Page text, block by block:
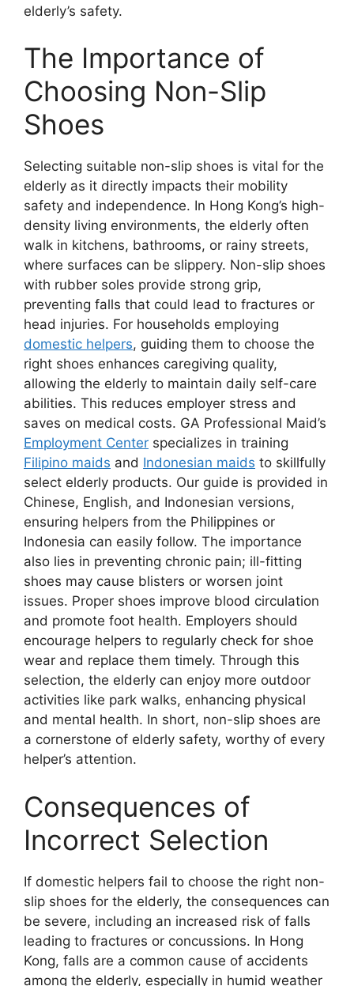
elderly’s safety.
The Importance of
Choosing Non-Slip
Shoes
Selecting suitable non-slip shoes is vital for the
elderly as it directly impacts their mobility
safety and independence. In Hong Kong’s high-
density living environments, the elderly often
walk in kitchens, bathrooms, or rainy streets,
where surfaces can be slippery. Non-slip shoes
with rubber soles provide strong grip,
preventing falls that could lead to fractures or
head injuries. For households employing
domestic helpers, guiding them to choose the
right shoes enhances caregiving quality,
allowing the elderly to maintain daily self-care
abilities. This reduces employer stress and
saves on medical costs. GA Professional Maid’s
Employment Center specializes in training
Filipino maids and Indonesian maids to skillfully
select elderly products. Our guide is provided in
Chinese, English, and Indonesian versions,
ensuring helpers from the Philippines or
Indonesia can easily follow. The importance
also lies in preventing chronic pain; ill-fitting
shoes may cause blisters or worsen joint
issues. Proper shoes improve blood circulation
and promote foot health. Employers should
encourage helpers to regularly check for shoe
wear and replace them timely. Through this
selection, the elderly can enjoy more outdoor
activities like park walks, enhancing physical
and mental health. In short, non-slip shoes are
a cornerstone of elderly safety, worthy of every
helper’s attention.
Consequences of
Incorrect Selection
If domestic helpers fail to choose the right non-
slip shoes for the elderly, the consequences can
be severe, including an increased risk of falls
leading to fractures or concussions. In Hong
Kong, falls are a common cause of accidents
among the elderly, especially in humid weather